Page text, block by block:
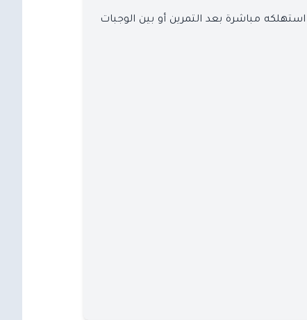
استهلكه مباشرة بعد التمرين أو بين الوجبات